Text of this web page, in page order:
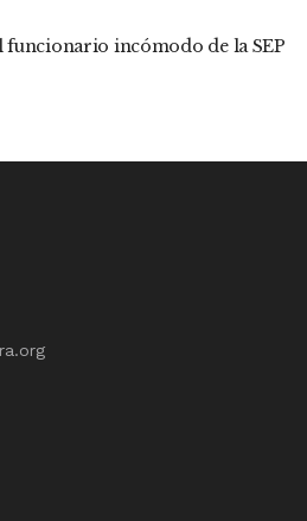
funcionario incómodo de la SEP